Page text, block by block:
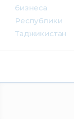
Проекты
Членство
Инфоресурсы